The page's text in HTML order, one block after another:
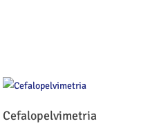
Leer Más
Cefalopelvimetria